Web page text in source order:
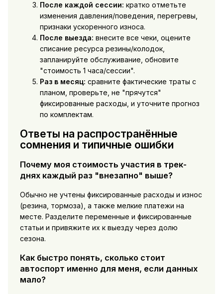
После каждой сессии: кратко отметьте
изменения давления/поведения, перегревы,
признаки ускоренного износа.
После выезда: внесите все чеки, оцените
списание ресурса резины/колодок,
запланируйте обслуживание, обновите
"стоимость 1 часа/сессии".
Раз в месяц: сравните фактические траты с
планом, проверьте, не "прячутся"
фиксированные расходы, и уточните прогноз
по комплектам.
Ответы на распространённые
сомнения и типичные ошибки
Почему моя стоимость участия в трек-
днях каждый раз "внезапно" выше?
Обычно не учтены фиксированные расходы и износ
(резина, тормоза), а также мелкие платежи на
месте. Разделите переменные и фиксированные
статьи и привяжите их к выезду через долю
сезона.
Как быстро понять, сколько стоит
автоспорт именно для меня, если данных
мало?